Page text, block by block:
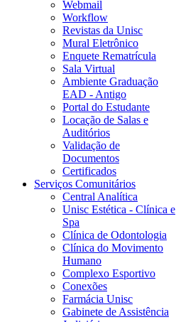
Webmail
Workflow
Revistas da Unisc
Mural Eletrônico
Enquete Rematrícula
Sala Virtual
Ambiente Graduação
EAD - Antigo
Portal do Estudante
Locação de Salas e
Auditórios
Validação de
Documentos
Certificados
Serviços Comunitários
Central Analítica
Unisc Estética - Clínica e
Spa
Clínica de Odontologia
Clínica do Movimento
Humano
Complexo Esportivo
Conexões
Farmácia Unisc
Gabinete de Assistência